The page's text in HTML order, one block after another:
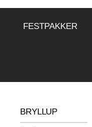
FESTPAKKER
BRYLLUP